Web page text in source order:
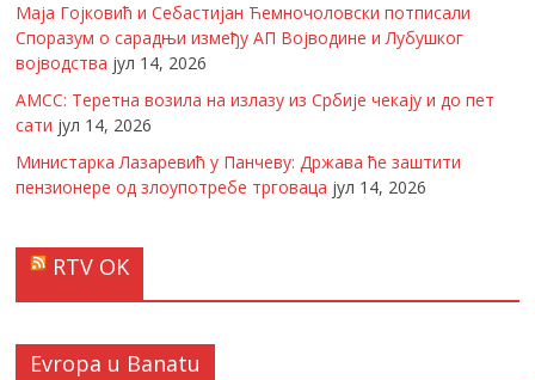
Маја Гојковић и Себастијан Ћемночоловски потписали
Споразум о сарадњи између АП Војводине и Лубушког
војводства јул 14, 2026
АМСС: Теретна возила на излазу из Србије чекају и до пет
сати јул 14, 2026
Министарка Лазаревић у Панчеву: Држава ће заштити
пензионере од злоупотребе трговаца јул 14, 2026
RTV OK
Evropa u Banatu